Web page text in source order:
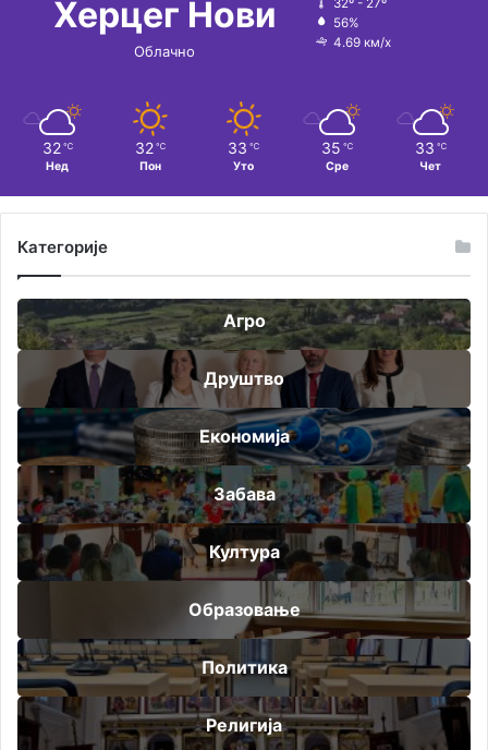
Херцег Нови
Облачно
32º - 27º
56%
4.69 км/х
32 ℃
Нед
32 ℃
Пон
33 ℃
Уто
35 ℃
Сре
33 ℃
Чет
Категорије
Агро
Друштво
Економија
Забава
Култура
Образовање
Политика
Религија